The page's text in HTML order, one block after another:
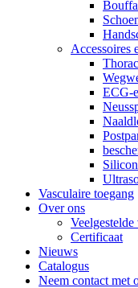
Accessoires
ECG-
Vasculaire toegang
Over ons
Veelgestelde
Certificaat
Nieuws
Catalogus
Neem contact met